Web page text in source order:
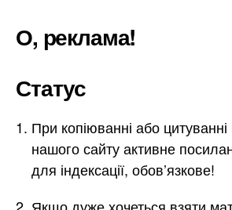
О, реклама!
Статус
При копіюванні або цитуванні
нашого сайту активне
для індексації, обов’язкове!